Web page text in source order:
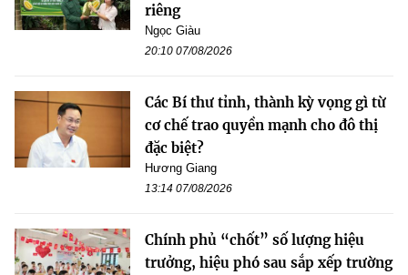
riêng
Ngọc Giàu
20:10 07/08/2026
Các Bí thư tỉnh, thành kỳ vọng gì từ
cơ chế trao quyền mạnh cho đô thị
đặc biệt?
Hương Giang
13:14 07/08/2026
Chính phủ “chốt” số lượng hiệu
trưởng, hiệu phó sau sắp xếp trường